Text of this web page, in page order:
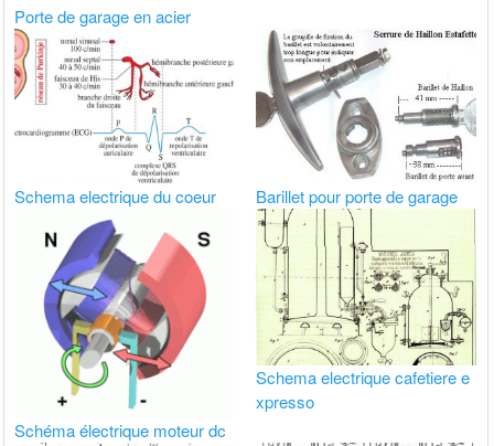
Porte de garage en acier
Schema electrique du coeur Barillet pour porte de garage
Schéma électrique moteur dc
Schema electrique cafetiere e
xpresso